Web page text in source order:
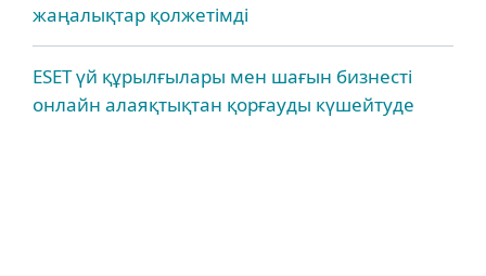
жаңалықтар қолжетімді
ESET үй құрылғылары мен шағын бизнесті
онлайн алаяқтықтан қорғауды күшейтуде